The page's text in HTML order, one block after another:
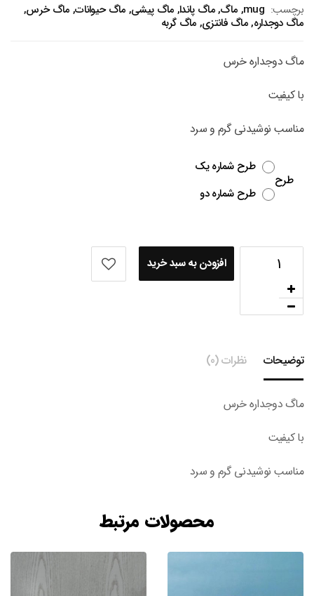
بود. است.
برچسب: mug
, ماگ,ماگ پاندا, ماگ پیشی, ماگ حیوانات, ماگ خرس,
ماگ دوجداره,ماگ فانتزی, ماگ گربه
ماگ دوجداره خرس
با کیفیت
مناسب نوشیدنی گرم و سرد
طرح
طرح شماره یک
طرح شماره دو
افزودن به سبد خرید
توضیحات نظرات (0)
ماگ دوجداره خرس
با کیفیت
مناسب نوشیدنی گرم و سرد
محصولات مرتبط